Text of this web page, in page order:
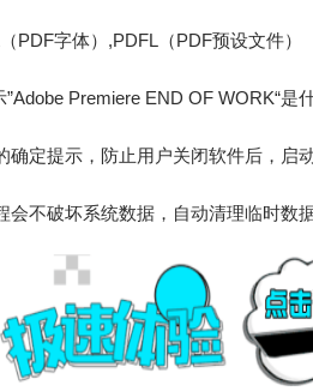
PDF字体）,PDFL（PDF预设文件）
Premiere END OF WORK“是
确定提示，防止用户关闭软件后，启
会不破坏系统数据，自动清理临时数